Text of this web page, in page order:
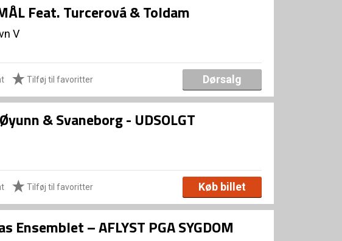
Feat. Turcerová & Toldam
V
Tilføj til favoritter Dørsalg
& Svaneborg - UDSOLGT
Tilføj til favoritter Køb billet
Ensemblet – AFLYST PGA SYGDOM